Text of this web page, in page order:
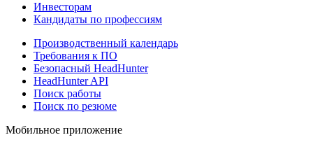
Инвесторам
Кандидаты по профессиям
Производственный календарь
Требования к ПО
Безопасный HeadHunter
HeadHunter API
Поиск работы
Поиск по резюме
Мобильное приложение